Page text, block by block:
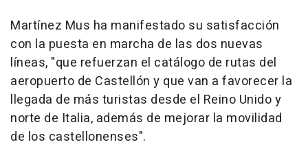
Martínez Mus ha manifestado su satisfacción
con la puesta en marcha de las dos nuevas
líneas, "que refuerzan el catálogo de rutas del
aeropuerto de Castellón y que van a favorecer la
llegada de más turistas desde el Reino Unido y
norte de Italia, además de mejorar la movilidad
de los castellonenses".